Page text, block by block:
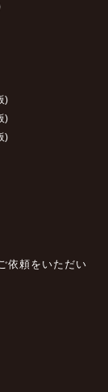
)
)
)
依頼をいただい